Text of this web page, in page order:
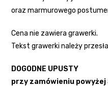
oraz marmurowego
Cena nie zawiera grawerki.
Tekst grawerki należy
DOGODNE UPUSTY
przy zamówieniu